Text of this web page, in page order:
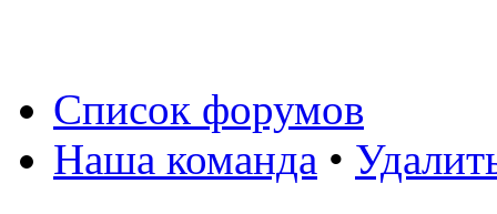
Список форумов
Наша команда •